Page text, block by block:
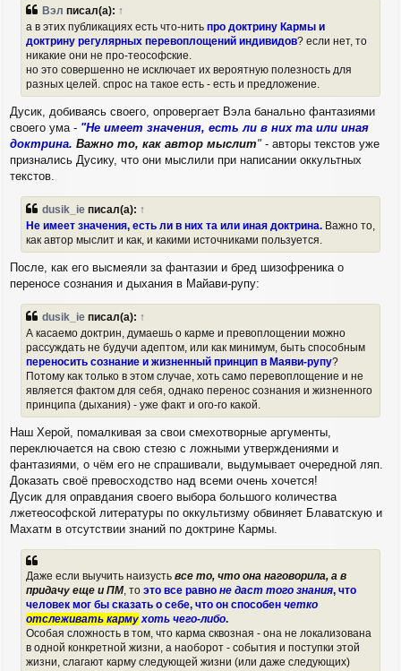
Вэл писал(а): ↑
а в этих публикациях есть что-нить про доктрину Кармы и
доктрину регулярных перевоплощений индивидов? если нет, то
никакие они не про-теософские.
но это совершенно не исключает их вероятную полезность для
разных целей. спрос на такое есть - есть и предложение.
Дусик, добиваясь своего, опровергает Вэла банально фантазиями
своего ума - "Не имеет значения, есть ли в них та или иная
доктрина. Важно то, как автор мыслит" - авторы текстов уже
признались Дусику, что они мыслили при написании оккультных
текстов.
dusik_ie писал(а): ↑
Не имеет значения, есть ли в них та или иная доктрина. Важно то,
как автор мыслит и как, и какими источниками пользуется.
После, как его высмеяли за фантазии и бред шизофреника о
переносе сознания и дыхания в Майави-рупу:
dusik_ie писал(а): ↑
А касаемо доктрин, думаешь о карме и превоплощении можно
рассуждать не будучи адептом, или как минимум, быть способным
переносить сознание и жизненный принцип в Маяви-рупу?
Потому как только в этом случае, хоть само перевоплощение и не
является фактом для себя, однако перенос сознания и жизненного
принципа (дыхания) - уже факт и ого-го какой.
Наш Херой, помалкивая за свои смехотворные аргументы,
переключается на свою стезю с ложными утверждениями и
фантазиями, о чём его не спрашивали, выдумывает очередной ляп.
Доказать своё превосходство над всеми очень хочется!
Дусик для оправдания своего выбора большого количества
лжетеософской литературы по оккультизму обвиняет Блаватскую и
Махатм в отсутствии знаний по доктрине Кармы.
Даже если выучить наизусть все то, что она наговорила, а в
придачу еще и ПМ, то это все равно не даст того знания, что
человек мог бы сказать о себе, что он способен четко
отслеживать кармухоть чего-либо.
Особая сложность в том, что карма сквозная - она не локализована
в одной конкретной жизни, а наоборот - события и поступки этой
жизни, слагают карму следующей жизни (или даже следующих)